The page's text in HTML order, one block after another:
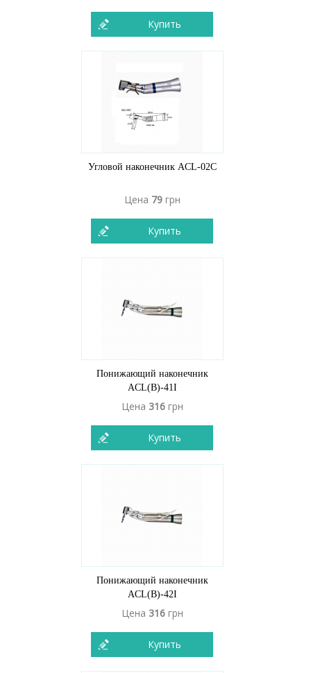
Купить
Угловой наконечник ACL-02C
Цена 79грн
Купить
Понижающий наконечник
ACL(B)-41I
Цена 316грн
Купить
Понижающий наконечник
ACL(B)-42I
Цена 316грн
Купить